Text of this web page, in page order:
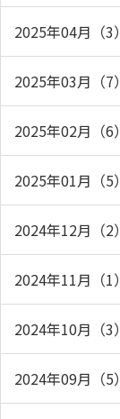
2025年04月（3）
2025年03月（7）
2025年02月（6）
2025年01月（5）
2024年12月（2）
2024年11月（1）
2024年10月（3）
2024年09月（5）